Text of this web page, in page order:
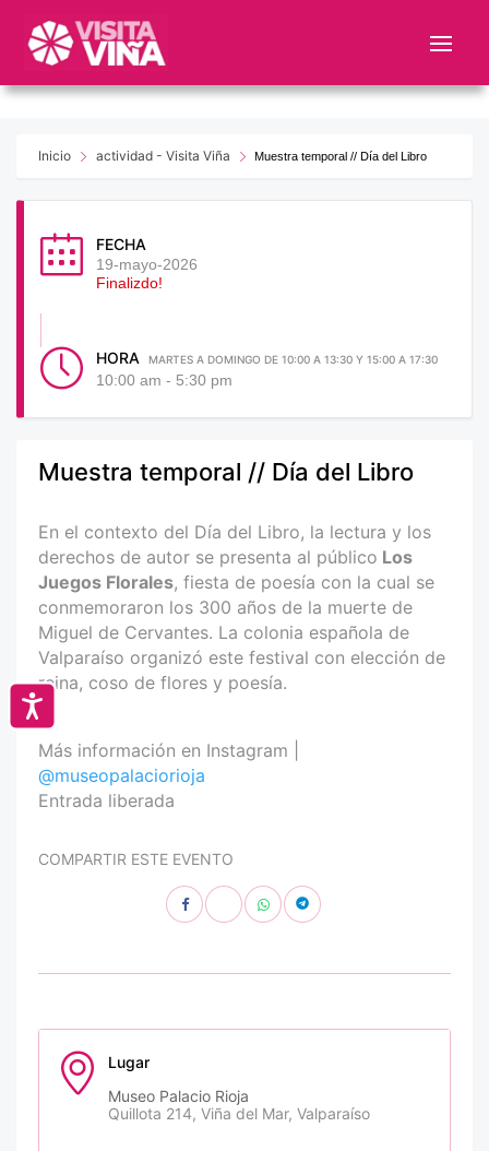
este
web
sistemaInicio actividad - Visita Viña Muestra temporal // Día del Libro
FECHA
19-mayo-2026
Finalizdo!
HORA MARTES A DOMINGO DE 10:00 A 13:30 Y 15:00 A 17:30
10:00 am - 5:30 pm
Muestra temporal // Día del Libro
En el contexto del Día del Libro, la lectura y los
derechos de autor se presenta al público Los
Juegos Florales, fiesta de poesía con la cual se
conmemoraron los 300 años de la muerte de
Miguel de Cervantes. La colonia española de
Valparaíso organizó este festival con elección de
reina, coso de flores y poesía.
Más información en Instagram |
@museopalaciorioja
Entrada liberada
COMPARTIR ESTE EVENTO
Lugar
Museo Palacio Rioja
Quillota 214, Viña del Mar, Valparaíso